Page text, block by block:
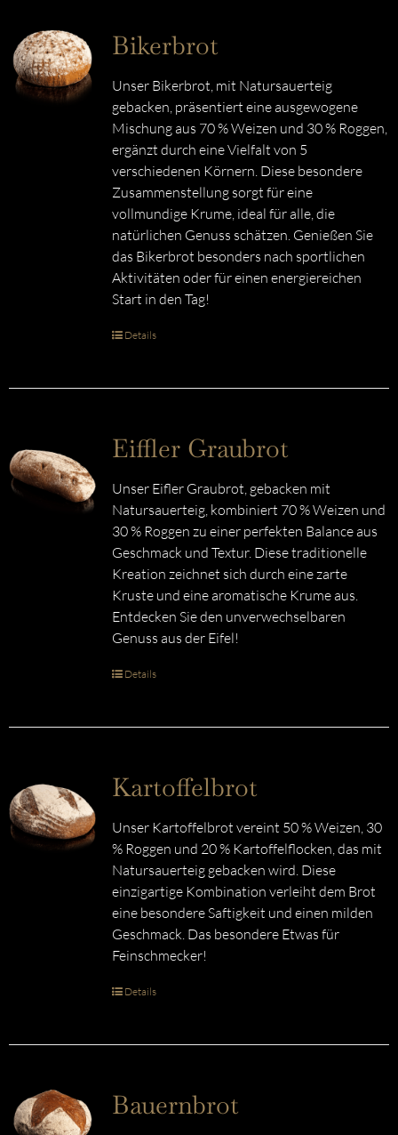
Bikerbrot
Unser Bikerbrot, mit Natursauerteig
gebacken, präsentiert eine ausgewogene
Mischung aus 70 % Weizen und 30 % Roggen,
ergänzt durch eine Vielfalt von 5
verschiedenen Körnern. Diese besondere
Zusammenstellung sorgt für eine
vollmundige Krume, ideal für alle, die
natürlichen Genuss schätzen. Genießen Sie
das Bikerbrot besonders nach sportlichen
Aktivitäten oder für einen energiereichen
Start in den Tag!
Details
Eiffler Graubrot
Unser Eifler Graubrot, gebacken mit
Natursauerteig, kombiniert 70 % Weizen und
30 % Roggen zu einer perfekten Balance aus
Geschmack und Textur. Diese traditionelle
Kreation zeichnet sich durch eine zarte
Kruste und eine aromatische Krume aus.
Entdecken Sie den unverwechselbaren
Genuss aus der Eifel!
Details
Kartoffelbrot
Unser Kartoffelbrot vereint 50 % Weizen, 30
% Roggen und 20 % Kartoffelflocken, das mit
Natursauerteig gebacken wird. Diese
einzigartige Kombination verleiht dem Brot
eine besondere Saftigkeit und einen milden
Geschmack. Das besondere Etwas für
Feinschmecker!
Details
Bauernbrot